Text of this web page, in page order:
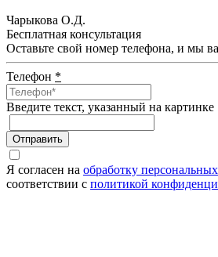
Чарыкова О.Д.
Бесплатная консультация
Оставьте свой номер телефона, и мы
Телефон *
Введите текcт, указанный на картинке
Отправить
Я согласен на обработку
соответствии с политикой